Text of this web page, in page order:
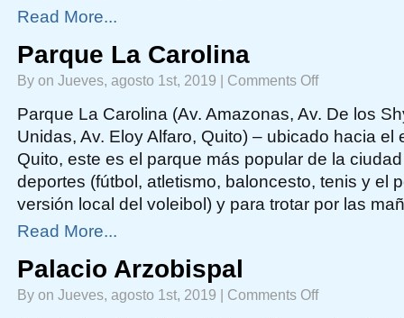
Read More...
Parque La Carolina
By on Jueves, agosto 1st, 2019 | Comments Offon
Carolina
Parque La Carolina (Av. Amazonas, Av. De los
Unidas, Av. Eloy Alfaro, Quito) – ubicado hacia el
Quito, este es el parque más popular de la
deportes (fútbol, atletismo, baloncesto, tenis y el
versión local del voleibol) y para trotar por las
Read More...
Palacio Arzobispal
By on Jueves, agosto 1st, 2019 | Comments Offon